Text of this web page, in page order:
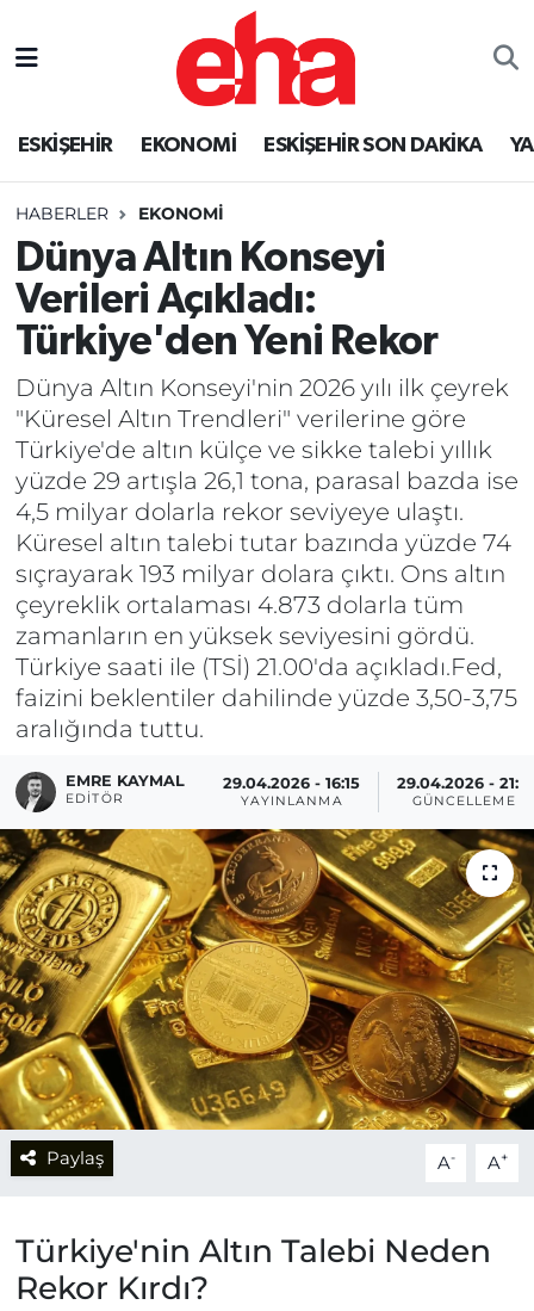
ESKİŞEHİR EKONOMİ ESKİŞEHİR SON DAKİKA
HABERLER EKONOMİ
Dünya Altın Konseyi
Verileri Açıkladı:
Türkiye'den Yeni Rekor
Dünya Altın Konseyi'nin 2026 yılı ilk çeyrek
"Küresel Altın Trendleri" verilerine göre
Türkiye'de altın külçe ve sikke talebi yıllık
yüzde 29 artışla 26,1 tona, parasal bazda ise
4,5 milyar dolarla rekor seviyeye ulaştı.
Küresel altın talebi tutar bazında yüzde 74
sıçrayarak 193 milyar dolara çıktı. Ons altın
çeyreklik ortalaması 4.873 dolarla tüm
zamanların en yüksek seviyesini gördü.
Türkiye saati ile (TSİ) 21.00'da açıkladı.Fed,
faizini beklentiler dahilinde yüzde 3,50-3,75
aralığında tuttu.
EMRE KAYMAL
EDITÖR
29.04.2026 - 16:15
YAYINLANMA
29.04.2026 - 21:11
GÜNCELLEME
Paylaş A- A+
Türkiye'nin Altın Talebi Neden
Rekor Kırdı?